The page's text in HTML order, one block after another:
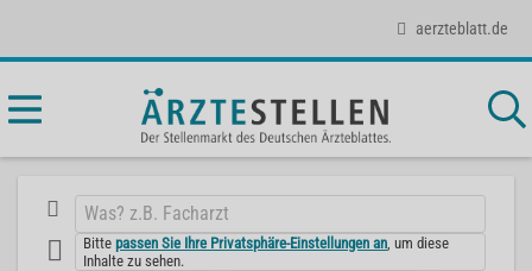
aerzteblatt.de
Bittepassen Sie Ihre Privatsphäre-Einstellungen an , um diese
Inhalte zu sehen.